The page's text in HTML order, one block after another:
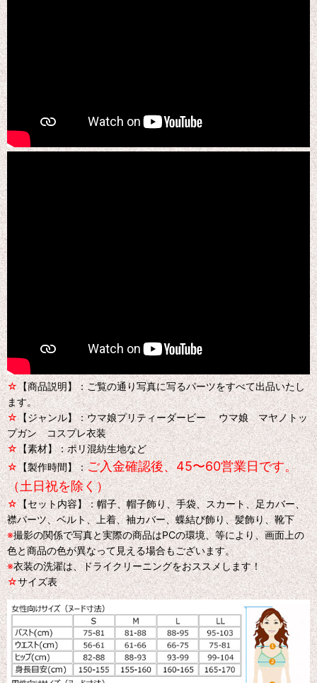
☆【商品説明】：ご覧の通り写真に写るパーツをすべて出品いたし
ます。
☆【ジャンル】：ウマ娘プリティーダービー ウマ娘 マヤノトッ
プガン コスプレ衣装
☆【素材】：ポリ混紡生地など
☆【製作時間】：ご入金確認後、45〜60営業日です。
（土日祝を除く）
☆【セット内容】：帽子、帽子飾り、手袋、スカート、足カバー、
襟パーツ、ベルト、上着、袖カバー、蝶結び飾り、髪飾り、靴下
※撮影の関係で写真と実際の商品はPCの環境、等により、画面上の
色と商品の色が異なって見える場合もございます。
※衣装の洗濯は、ドライクリーニングをおススメします！
☆サイズ表